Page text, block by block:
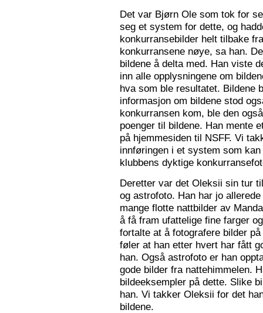
Det var Bjørn Ole som tok for
seg et system for dette, og
konkurransebilder helt tilbake
konkurransene nøye, sa han.
bildene å delta med. Han viste
inn alle opplysningene om
hva som ble resultatet. Bildene
informasjon om bildene stod
konkurransen kom, ble den
poenger til bildene. Han mente
på hjemmesiden til NSFF. Vi
innføringen i et system som
klubbens dyktige
Deretter var det Oleksii sin tur
og astrofoto. Han har jo
mange flotte nattbilder av
å få fram ufattelige fine farger
fortalte at å fotografere bilder
føler at han etter hvert har fått
han. Også astrofoto er han
gode bilder fra nattehimmelen.
bildeeksempler på dette. Slike
han. Vi takker Oleksii for det
bildene.